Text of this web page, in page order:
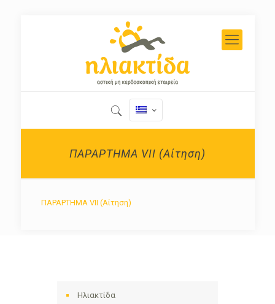
ΠΑΡΑΡΤΗΜΑ VII (Αίτηση)
ΠΑΡΑΡΤΗΜΑ VII (Αίτηση)
Ηλιακτίδα